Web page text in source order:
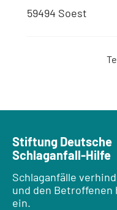
59494 Soest
Stiftung Deutsche
Schlaganfall-Hilfe
Schlaganfälle
und den Betroffenen
ein.